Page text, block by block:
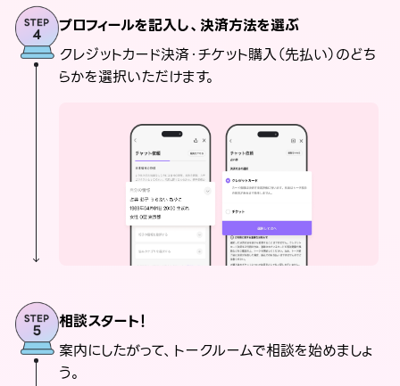
プロフィールを記入し、決済方法を選ぶ
クレジットカード決済・チケット購入（先払い）のどち
らかを選択いただけます。
相談スタート！
案内にしたがって、トークルームで相談を始めましょ
う。